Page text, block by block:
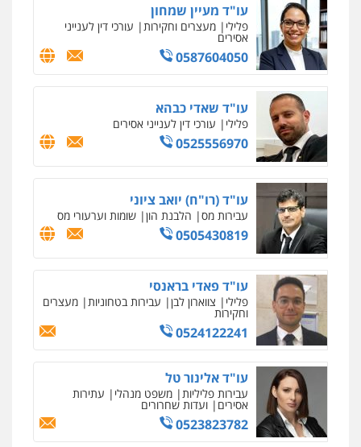
עו"ד מעיין שמחון
פלילי מעצרים וחקירות עורכי דין לענייני
אסירים
0587604050
עו"ד שאדי כבהא
פלילי עורכי דין לענייני אסירים
0525556970
עו"ד (רו"ח) יואב ציוני
עבירות מס הלבנת הון שומות וערעורי מס
0505430819
עו"ד פאדי בראנסי
פלילי צווארון לבן עבירות בטחוניות מעצרים
וחקירות
0524122241
עו"ד אלינור טל
עבירות פליליות משפט מנהלי עתירות
אסירים ועדות שחרורים
0523823782
ניר קידר – צלם